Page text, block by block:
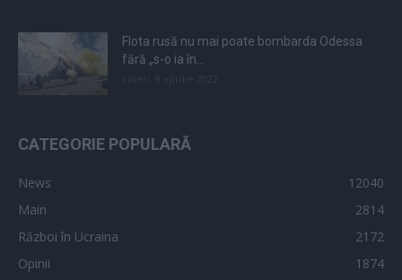
Flota rusă nu mai poate bombarda Odessa
fără „s-o ia în...
CATEGORIE POPULARĂ
News
12040
Main
2814
Război în Ucraina
2172
Opinii
1874